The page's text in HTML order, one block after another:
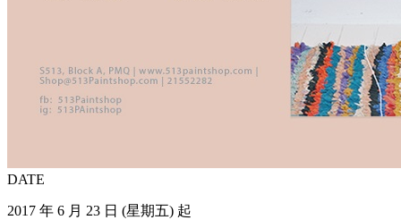
DATE
2017 年 6 月 23 日 (星期五) 起